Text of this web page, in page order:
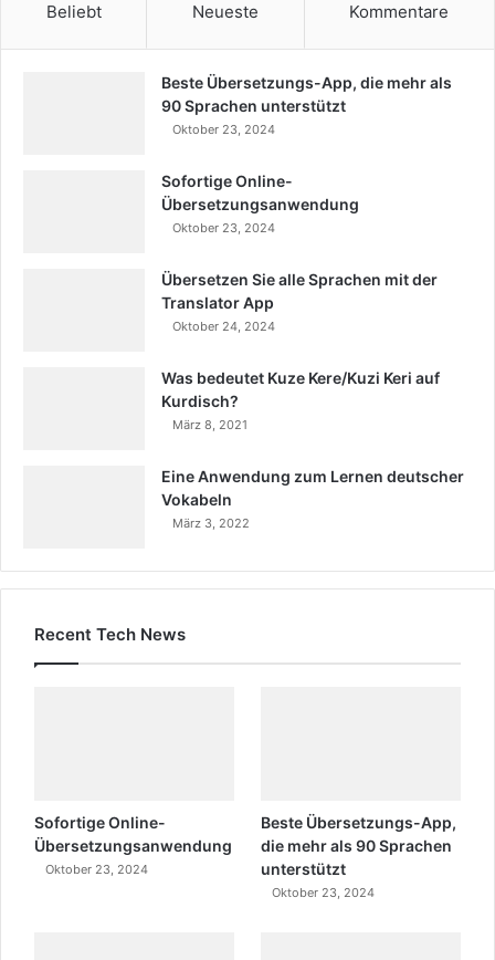
Beliebt Neueste Kommentare
Beste Übersetzungs-App, die mehr als
90 Sprachen unterstützt
Oktober 23, 2024
Sofortige Online-
Übersetzungsanwendung
Oktober 23, 2024
Übersetzen Sie alle Sprachen mit der
Translator App
Oktober 24, 2024
Was bedeutet Kuze Kere/Kuzi Keri auf
Kurdisch?
März 8, 2021
Eine Anwendung zum Lernen deutscher
Vokabeln
März 3, 2022
Recent Tech News
Sofortige Online-
Übersetzungsanwendung
Oktober 23, 2024
Beste Übersetzungs-App,
die mehr als 90 Sprachen
unterstützt
Oktober 23, 2024